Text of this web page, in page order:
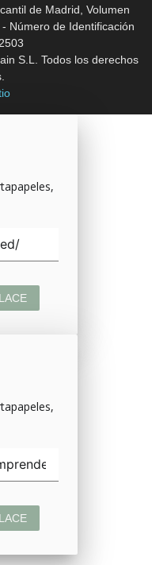
de Madrid, Volumen
Número de Identificación
S.L. Todos los derechos